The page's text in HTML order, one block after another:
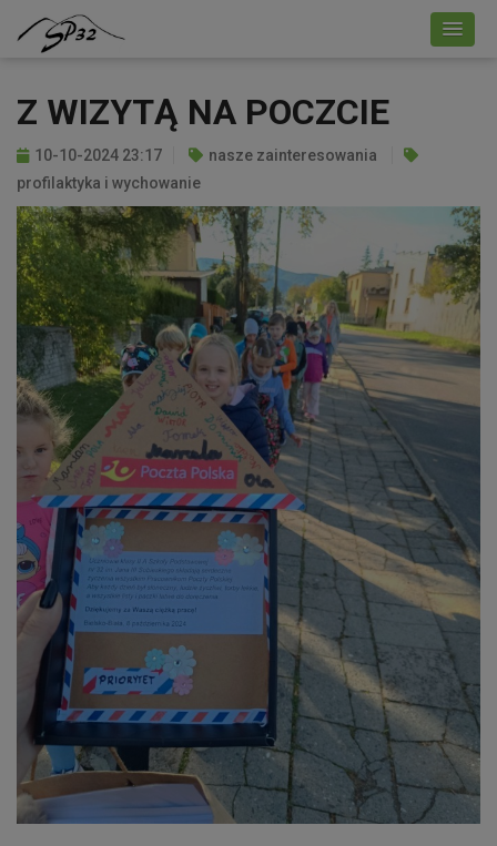
Z WIZYTĄ NA POCZCIE
10-10-2024 23:17
nasze zainteresowania
profilaktyka i wychowanie